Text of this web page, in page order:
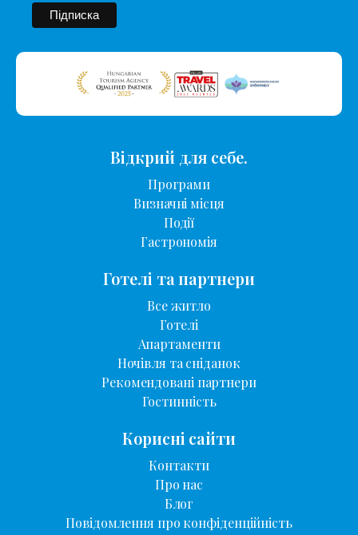
Відкрий для себе.
Програми
Визначні місця
Події
Гастрономія
Готелі та партнери
Все житло
Готелі
Апартаменти
Ночівля та сніданок
Рекомендовані партнери
Гостинність
Корисні сайти
Контакти
Про нас
Блог
Повідомлення про конфіденційність